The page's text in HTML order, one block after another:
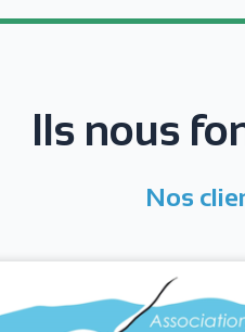
Ils nous
Nos